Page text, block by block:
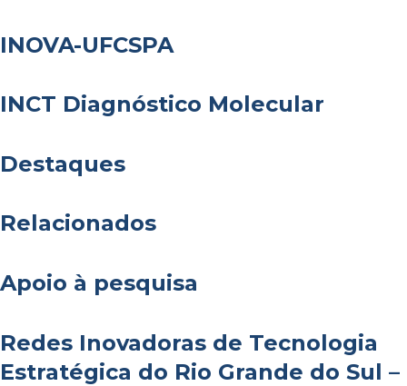
INOVA-UFCSPA
INCT Diagnóstico Molecular
Destaques
Relacionados
Apoio à pesquisa
Redes Inovadoras de Tecnologia
Estratégica do Rio Grande do Sul –